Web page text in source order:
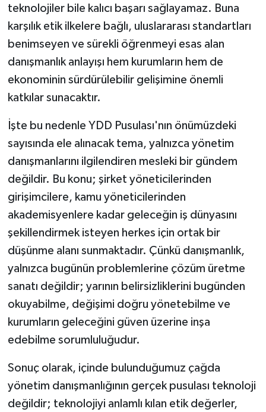
teknolojiler bile kalıcı başarı sağlayamaz. Buna
karşılık etik ilkelere bağlı, uluslararası standartları
benimseyen ve sürekli öğrenmeyi esas alan
danışmanlık anlayışı hem kurumların hem de
ekonominin sürdürülebilir gelişimine önemli
katkılar sunacaktır.
İşte bu nedenle YDD Pusulası'nın önümüzdeki
sayısında ele alınacak tema, yalnızca yönetim
danışmanlarını ilgilendiren mesleki bir gündem
değildir. Bu konu; şirket yöneticilerinden
girişimcilere, kamu yöneticilerinden
akademisyenlere kadar geleceğin iş dünyasını
şekillendirmek isteyen herkes için ortak bir
düşünme alanı sunmaktadır. Çünkü danışmanlık,
yalnızca bugünün problemlerine çözüm üretme
sanatı değildir; yarının belirsizliklerini bugünden
okuyabilme, değişimi doğru yönetebilme ve
kurumların geleceğini güven üzerine inşa
edebilme sorumluluğudur.
Sonuç olarak, içinde bulunduğumuz çağda
yönetim danışmanlığının gerçek pusulası teknoloji
değildir; teknolojiyi anlamlı kılan etik değerler,